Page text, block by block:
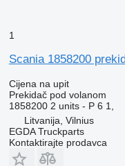
1
Scania 1858200
Cijena na upit
Prekidač pod volanom
1858200 2 units - P 6 1,
Litvanija, Vilnius
EGDA Truckparts
Kontaktirajte prodavca